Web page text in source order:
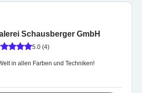
Schausberger GmbH
5.0 (4)
in allen Farben und Techniken!